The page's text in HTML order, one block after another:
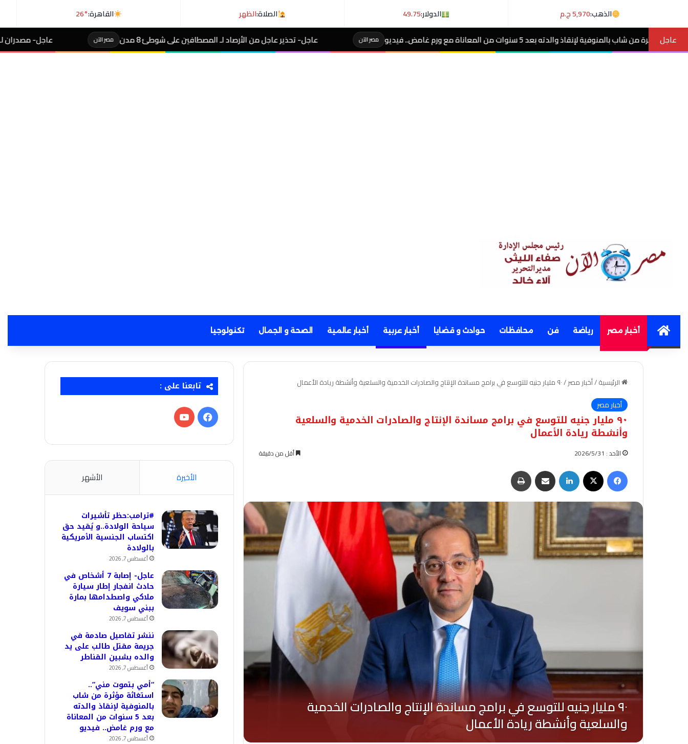
الذهب:5,970 ج.م الدولار:49.75 الصلاة:الظهر القاهرة:26°
عاجل
سنوات من المعاناة مع ورم غامض.. فيديو مصر الآن عاجل- تحذير عاجل من الأرصاد لـ المصطافين على شوطئ 8 مدن مصر الآن عاجل- مصدران لـ«رويترز»: السعودية
Homeأخبار مصر رياضة فن محافظات حوادث و قضايا أخبار عربية أخبار عالمية الصحة و الجمال تكنولوجيا
الرئيسية/أخبار مصر/٩٠ مليار جنيه للتوسع في برامج مساندة الإنتاج والصادرات الخدمية والسلعية وأنشطة ريادة الأعمال
أخبار مصر
٩٠ مليار جنيه للتوسع في برامج مساندة الإنتاج والصادرات الخدمية والسلعية
وأنشطة ريادة الأعمال
الأحد : 2026/5/31 أقل من دقيقة
فيسبوك لينكدإن مشاركة عبر البريد
تابعنا على :
فيسبوك‫YouTube
الأخيرة الأشهر
#ترامب:حظر تأشيرات
سياحة الولادة..و يُقيد حق
اكتساب الجنسية الأمريكية
بالولادة
أغسطس 7, 2026
عاجل- إصابة 7 أشخاص في
حادث انفجار إطار سيارة
ملاكي واصطدامها بمارة
ببني سويف
أغسطس 7, 2026
ننشر تفاصيل صادمة في
جريمة مقتل طالب على يد
والده بشبين القناطر
أغسطس 7, 2026
“أمي بتموت مني”..
استغاثة مؤثرة من شاب
بالمنوفية لإنقاذ والدته
بعد 5 سنوات من المعاناة
مع ورم غامض.. فيديو
أغسطس 7, 2026